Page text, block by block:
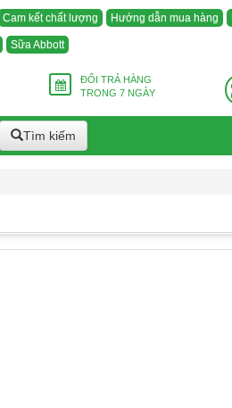
Cam kết chất lượng Hướng dẫn mua hàng
Sữa Abbott
ĐỔI TRẢ HÀNG
TRONG 7 NGÀY
Tìm kiếm